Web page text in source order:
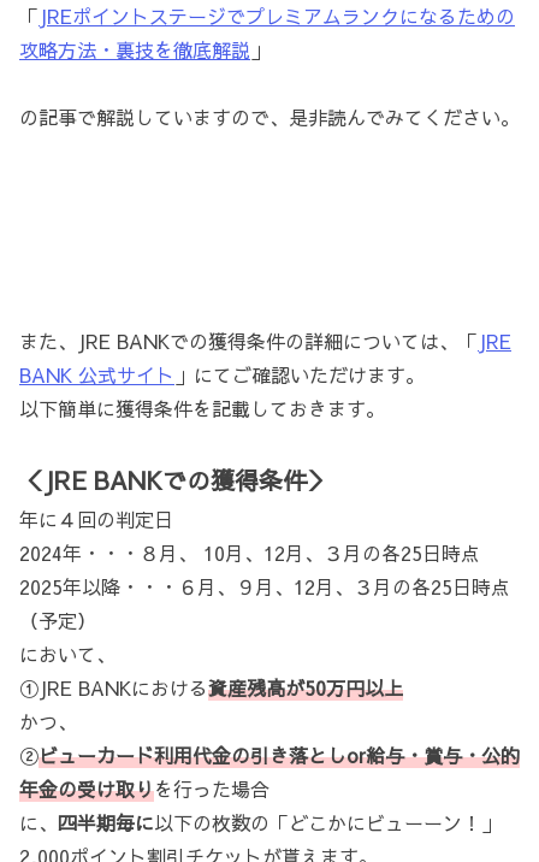
「 JREポイントステージでプレミアムランクになるための
攻略方法・裏技を徹底解説 」
の記事で解説していますので、是非読んでみてください。
また、JRE BANKでの獲得条件の詳細については、「 JRE
BANK 公式サイト 」にてご確認いただけます。
以下簡単に獲得条件を記載しておきます。
＜JRE BANKでの獲得条件＞
年に４回の判定日
2024年・・・８月、 10月、12月、３月の各25日時点
2025年以降・・・６月、９月、12月、３月の各25日時点
（予定）
において、
①JRE BANKにおける資産残高が50万円以上
かつ、
②ビューカード利用代金の引き落としor給与・賞与・公的
年金の受け取りを行った場合
に、 四半期毎に以下の枚数の「どこかにビューーン！」
2,000ポイント割引チケットが貰えます。